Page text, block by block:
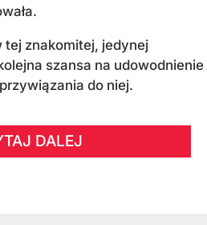
tej znakomitej, jedynej
szansa na udowodnienie
do niej.
DALEJ